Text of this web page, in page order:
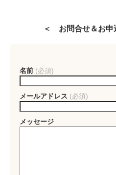
＜ お問合せ＆お
名前 (必須)
メールアドレス (必須)
メッセージ